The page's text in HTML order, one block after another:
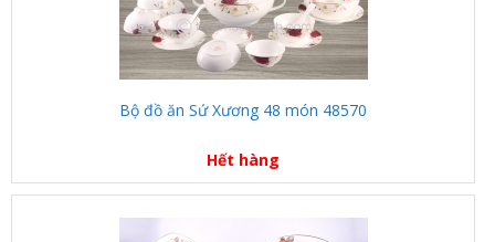
Bộ đồ ăn Sứ Xương 48 món 48570
Hết hàng